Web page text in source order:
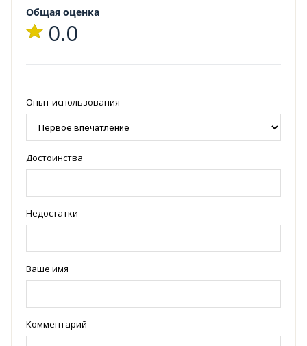
Общая оценка
0.0
Опыт использования
Достоинства
Недостатки
Ваше имя
Комментарий